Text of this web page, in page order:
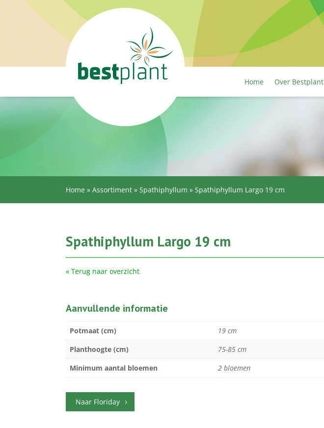
Home Over Bestplant
Home »Assortiment »Spathiphyllum »Spathiphyllum Largo 19 cm
Spathiphyllum Largo 19 cm
« Terug naar overzicht
Aanvullende informatie
Potmaat (cm)
19 cm
Planthoogte (cm)
75-85 cm
Minimum aantal bloemen
2 bloemen
Naar Floriday